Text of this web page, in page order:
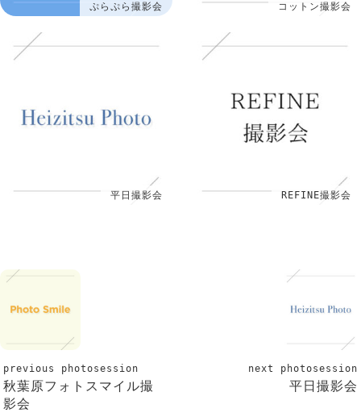
ぷらぷら撮影会 コットン撮影会
平日撮影会 REFINE撮影会
previous photosession
秋葉原フォトスマイル撮
影会
next photosession
平日撮影会